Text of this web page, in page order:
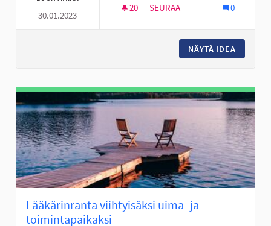
30.01.2023
20 20 SEURAAJAA
SEURAA 0
NÄYTÄ IDEA
Lääkärinranta viihtyisäksi uima- ja
toimintapaikaksi